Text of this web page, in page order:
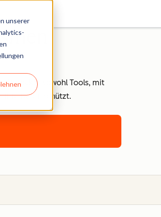
unserer
Produkte sowohl Tools, mit
Ihre Daten schützt.